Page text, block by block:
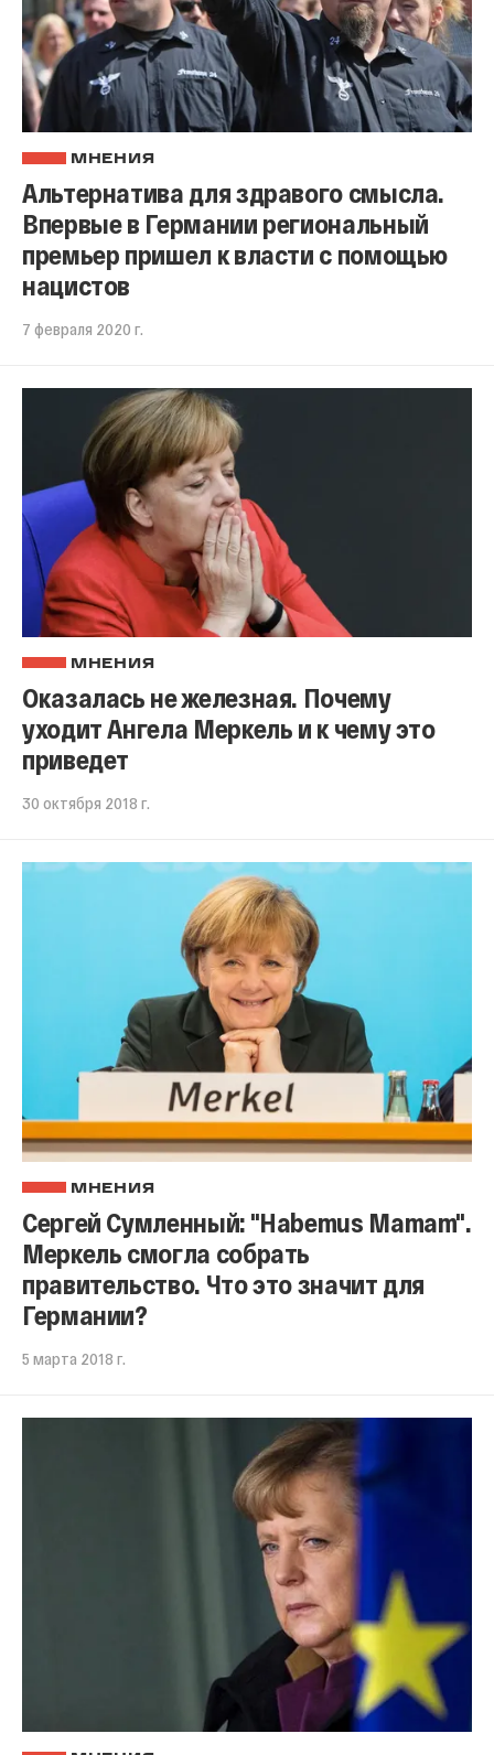
МНЕНИЯ
Альтернатива для здравого смысла.
Впервые в Германии региональный
премьер пришел к власти с помощью
нацистов
7 февраля 2020 г.
МНЕНИЯ
Оказалась не железная. Почему
уходит Ангела Меркель и к чему это
приведет
30 октября 2018 г.
МНЕНИЯ
Сергей Сумленный: "Habemus Mamam".
Меркель смогла собрать
правительство. Что это значит для
Германии?
5 марта 2018 г.